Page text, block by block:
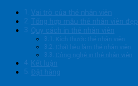
Vai trò của thẻ nhân viên
Tổng hợp mẫu thẻ nhân viên đẹp
Quy cách in thẻ nhân viên
Kích thước thẻ nhân viên
Chất liệu làm thẻ nhân viên
Công nghệ in thẻ nhân viên
Kết luận
Đặt hàng